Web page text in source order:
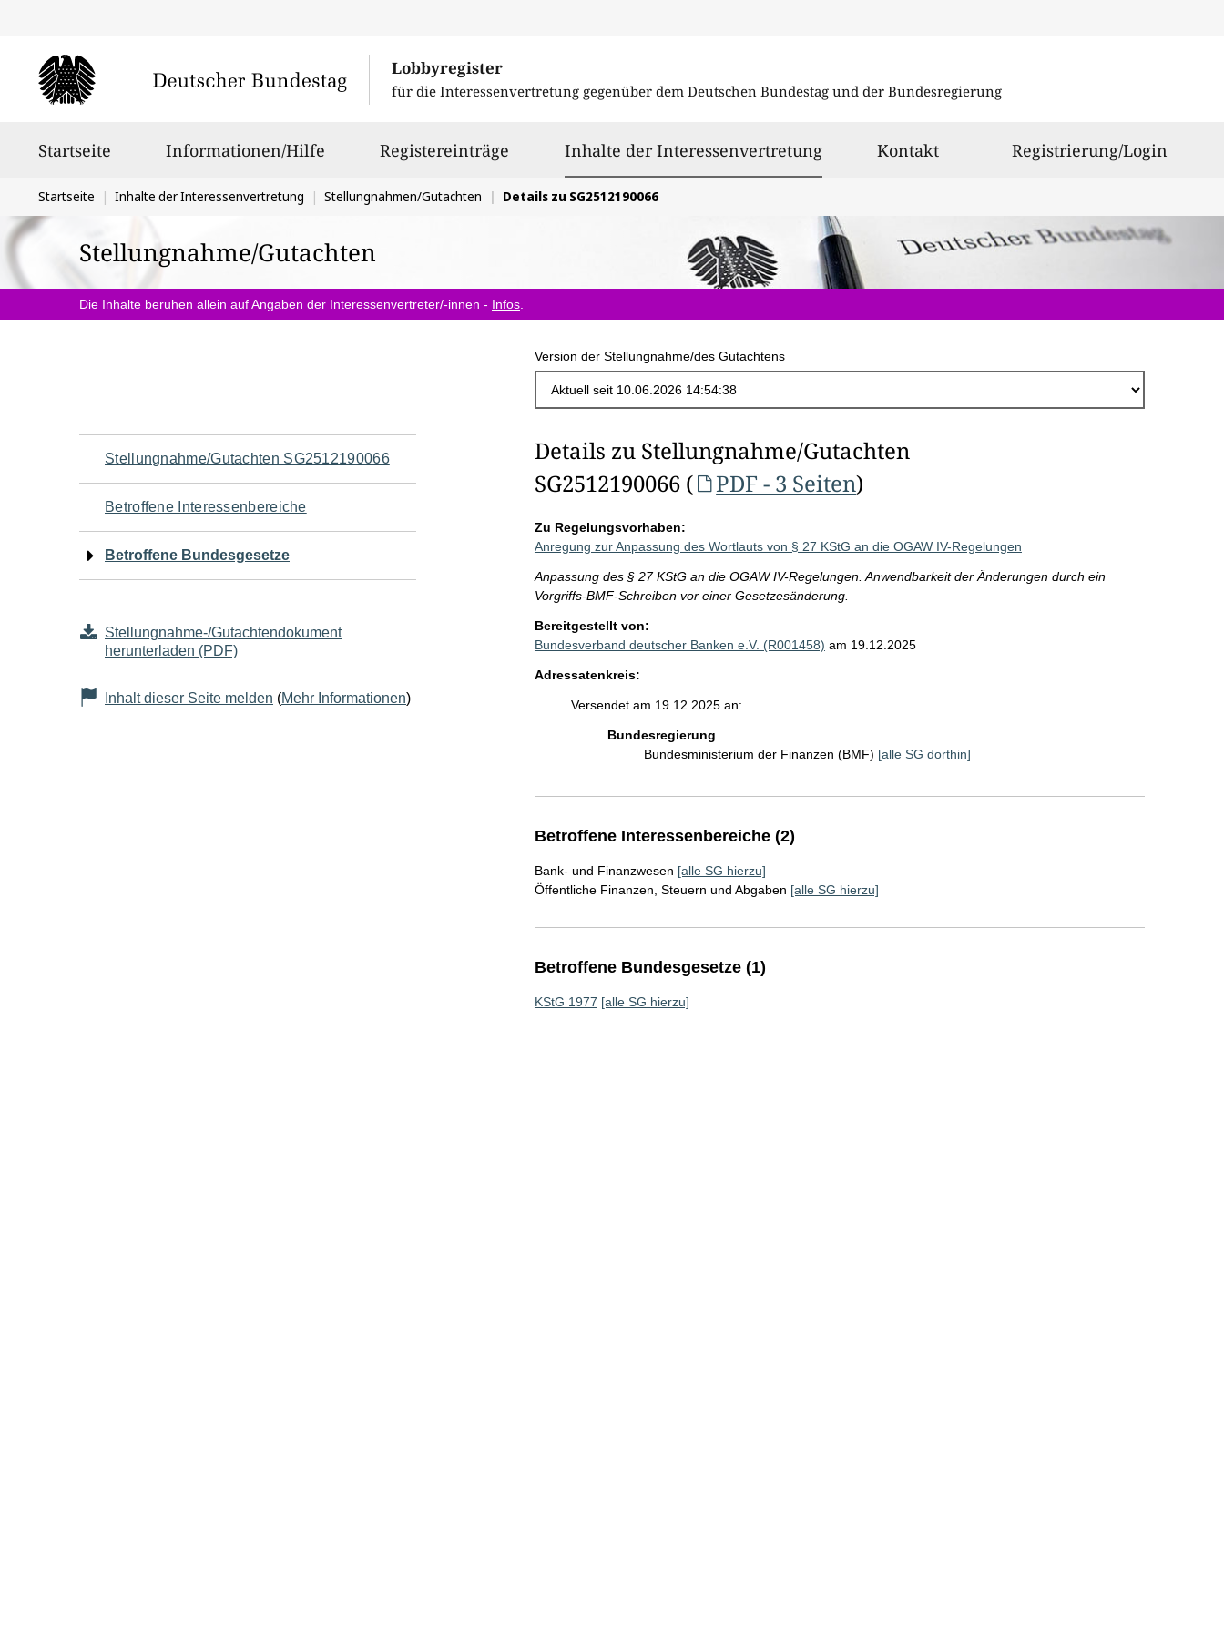
Lobbyregister
für die Interessenvertretung gegenüber dem Deutschen Bundestag und der Bundesregierung
Startseite Informationen/Hilfe Registereinträge Inhalte der Interessenvertretungausgewählt
Kontakt Registrierung/Login
Sie
befinden
sich
hier:
Startseite Inhalte der Interessenvertretung Stellungnahmen/Gutachten Details zu SG2512190066
Stellungnahme/Gutachten
Die Inhalte beruhen allein auf Angaben der Interessenvertreter/-innen - Infos
Version der Stellungnahme/des Gutachtens
Navigation
für
den
Seiteninhalt
Stellungnahme/Gutachten SG2512190066
Betroffene Interessenbereiche
Betroffene Bundesgesetze
Stellungnahme-/Gutachtendokument
herunterladen (PDF)
Inhalt dieser Seite melden (Mehr Informationen)
Details zu Stellungnahme/Gutachten
SG2512190066 (
PDF - 3 Seiten)
Zu Regelungsvorhaben:
Anregung zur Anpassung des Wortlauts von § 27 KStG an die OGAW IV-Regelungen
Anpassung des § 27 KStG an die OGAW IV-Regelungen. Anwendbarkeit der Änderungen durch ein
Vorgriffs-BMF-Schreiben vor einer Gesetzesänderung.
Bereitgestellt von:
Bundesverband deutscher Banken e.V. (R001458) am 19.12.2025
Adressatenkreis:
Versendet am 19.12.2025 an:
Bundesregierung
Bundesministerium der Finanzen (BMF) [alle SG dorthin]
Betroffene Interessenbereiche (2)
Bank- und Finanzwesen [alle SG hierzu]
Öffentliche Finanzen, Steuern und Abgaben [alle SG hierzu]
Betroffene Bundesgesetze (1)
KStG 1977 [alle SG hierzu]